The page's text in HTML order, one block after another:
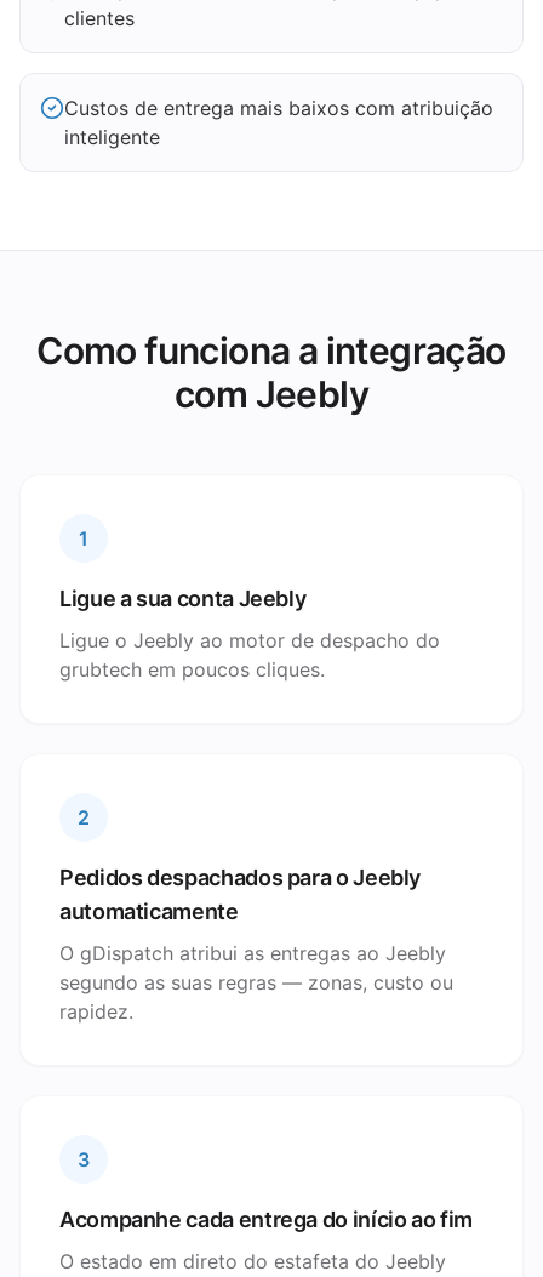
clientes
Custos de entrega mais baixos com atribuição
inteligente
Como funciona a integração
com Jeebly
1
Ligue a sua conta Jeebly
Ligue o Jeebly ao motor de despacho do
grubtech em poucos cliques.
2
Pedidos despachados para o Jeebly
automaticamente
O gDispatch atribui as entregas ao Jeebly
segundo as suas regras — zonas, custo ou
rapidez.
3
Acompanhe cada entrega do início ao fim
O estado em direto do estafeta do Jeebly